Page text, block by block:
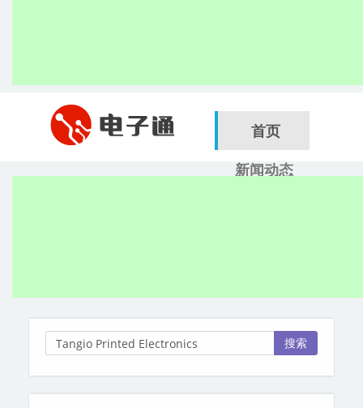
首页
新闻动态
服务商
搜索